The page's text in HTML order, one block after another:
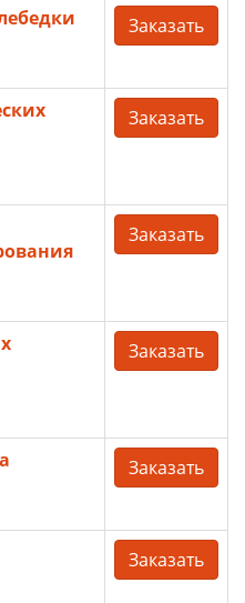
Заказать
Заказать
Заказать
Заказать
Заказать
Заказать